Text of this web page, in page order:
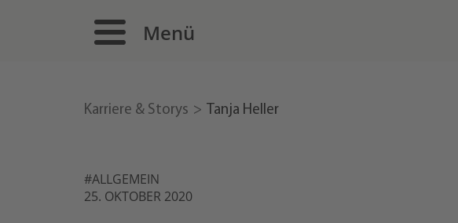
Menü
Karriere & Storys Tanja Heller
#ALLGEMEIN
25. OKTOBER 2020